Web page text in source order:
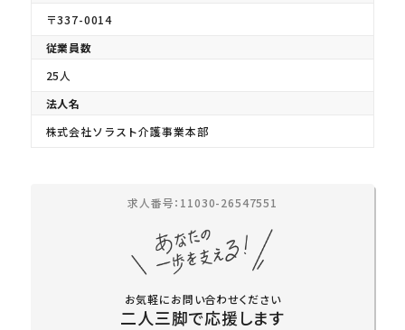
〒337-0014
従業員数
25人
法人名
株式会社ソラスト介護事業本部
求人番号：11030-26547551
お気軽にお問い合わせください
二人三脚で応援します